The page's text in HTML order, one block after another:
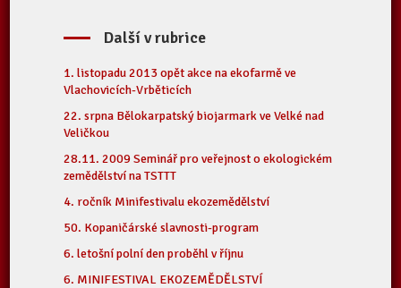
Další v rubrice
1. listopadu 2013 opět akce na ekofarmě ve
Vlachovicích-Vrběticích
22. srpna Bělokarpatský biojarmark ve Velké nad
Veličkou
28.11. 2009 Seminář pro veřejnost o ekologickém
zemědělství na TSTTT
4. ročník Minifestivalu ekozemědělství
50. Kopaničárské slavnosti-program
6. letošní polní den proběhl v říjnu
6. MINIFESTIVAL EKOZEMĚDĚLSTVÍ